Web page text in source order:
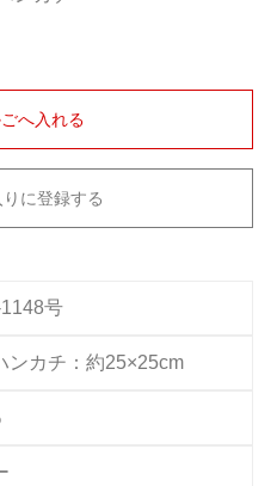
号
ンカチ：約25×25cm
に登録する